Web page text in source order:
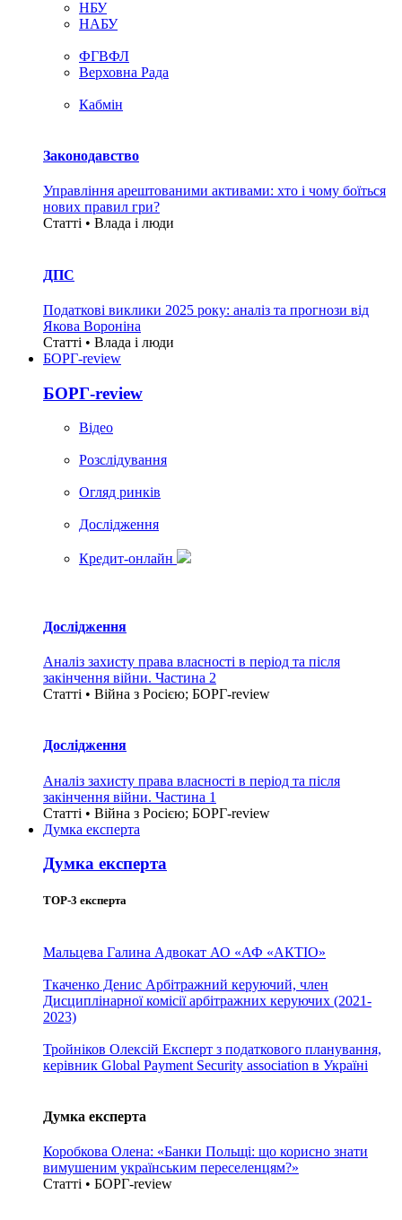
НБУ
НАБУ
ФГВФЛ
Верховна Рада
Кабмін
Законодавство
Управління арештованими активами: хто і чому боїться
нових правил гри?
Статті • Влада i люди
ДПС
Податкові виклики 2025 року: аналіз та прогнози від
Якова Вороніна
Статті • Влада i люди
БОРГ-review
БОРГ-review
Вiдео
Розслідування
Огляд ринків
Дослідження
Кредит-онлайн
Дослідження
Аналіз захисту права власності в період та після
закінчення війни. Частина 2
Статті • Війна з Росією; БОРГ-review
Дослідження
Аналіз захисту права власності в період та після
закінчення війни. Частина 1
Статті • Війна з Росією; БОРГ-review
Думка експерта
Думка експерта
TOP-3 експерта
Мальцева Галина Адвокат АО «АФ «АКТІО»
Ткаченко Денис Арбітражний керуючий, член
Дисциплінарної комісії арбітражних керуючих (2021-
2023)
Тройніков Олексій Експерт з податкового планування,
керівник Global Payment Security association в Україні
Думка експерта
Коробкова Олена: «Банки Польщі: що корисно знати
вимушеним українським переселенцям?»
Статті • БОРГ-review